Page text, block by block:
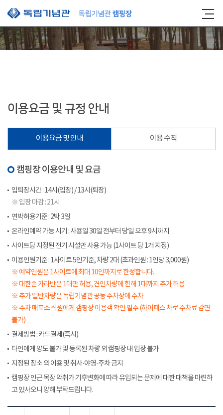
본문 바로가기
이용요금 및 규정 안내
이용요금 및 안내 이용 수칙
캠핑장 이용안내 및 요금
입퇴장시간 : 14시(입장) / 13시(퇴장)
※ 입장 마감 : 21시
연박허용기준 : 2박 3일
온라인예약 가능 시기 : 사용일 30일 전부터 당일 오후 9시까지
사이트당 지정된 전기 시설만 사용 가능 (1사이트 당 1개 지정)
이용인원기준 : 1사이트 5인기준, 차량 2대 (초과인원 : 1인당 3,000원)
※ 예약인원은 1사이트에 최대 10인까지로 한정합니다.
※ 대한존 카라반은 1대만 허용, 견인차량에 한해 1대까지 추가 허용
※ 추가 일반차량은 독립기념관 공동 주차장에 주차
※ 주차 매표소 직원에게 갬핑장 이용객 확인 필수 (하이패스 차로 주차료 감면
불가)
결제방법 : 카드결제(즉시)
타인에게 양도 불가 및 등록된 차량 외 캠핑장 내 입장 불가
지정된 장소 외 이용 및 취사·야영·주차 금지
캠핑장 인근 목장 악취가 기후변화에 따라 유입되는 문제에 대한 대책을 마련하
고 있사오니 양해 부탁드립니다.